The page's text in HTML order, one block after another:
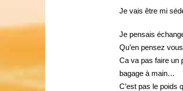
Je vais être mi
Je pensais
Qu’en pensez
Ca va pas faire un
bagage à main…
C’est pas le poids